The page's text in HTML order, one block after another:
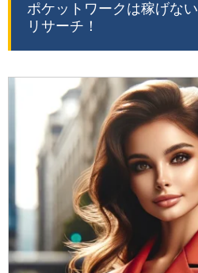
ポケットワークは稼げな
リサーチ！